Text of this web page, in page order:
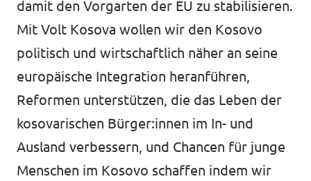
damit den Vorgarten der EU zu stabilisieren.
Mit Volt Kosova wollen wir den Kosovo
politisch und wirtschaftlich näher an seine
europäische Integration heranführen,
Reformen unterstützen, die das Leben der
kosovarischen Bürger:innen im In- und
Ausland verbessern, und Chancen für junge
Menschen im Kosovo schaffen indem wir